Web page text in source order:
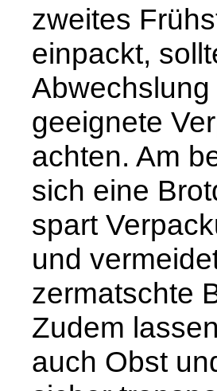
zweites
einpackt,
Abwechslung
geeignete
achten. Am
sich eine
spart
und
zermatschte
Zudem
auch Obst